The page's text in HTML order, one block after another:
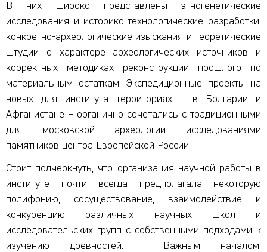
В них широко представлены этногенетические
исследования и историко-технологические разработки,
конкретно-археологические изыскания и теоретические
штудии о характере археологических источников и
корректных методиках реконструкции прошлого по
материальным остаткам. Экспедиционные проекты на
новых для института территориях – в Болгарии и
Афганистане – органично сочетались с традиционными
для московской археологии исследованиями
памятников центра Европейской России.
Стоит подчеркнуть, что организация научной работы в
институте почти всегда предполагала некоторую
полифонию, сосуществование, взаимодействие и
конкуренцию различных научных школ и
исследовательских групп с собственными подходами к
изучению древностей. Важным началом,